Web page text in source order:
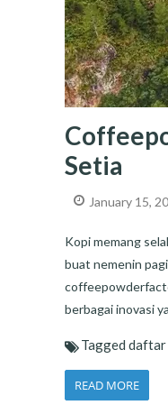
Setia
January 15,
Kopi memang
buat nemenin
berbagai inovasi
Tagged daftar
READ MORE